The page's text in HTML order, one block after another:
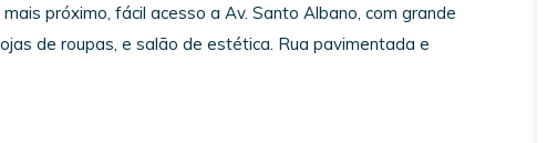
próximo, fácil acesso a Av. Santo Albano, com grande
de roupas, e salão de estética. Rua pavimentada e